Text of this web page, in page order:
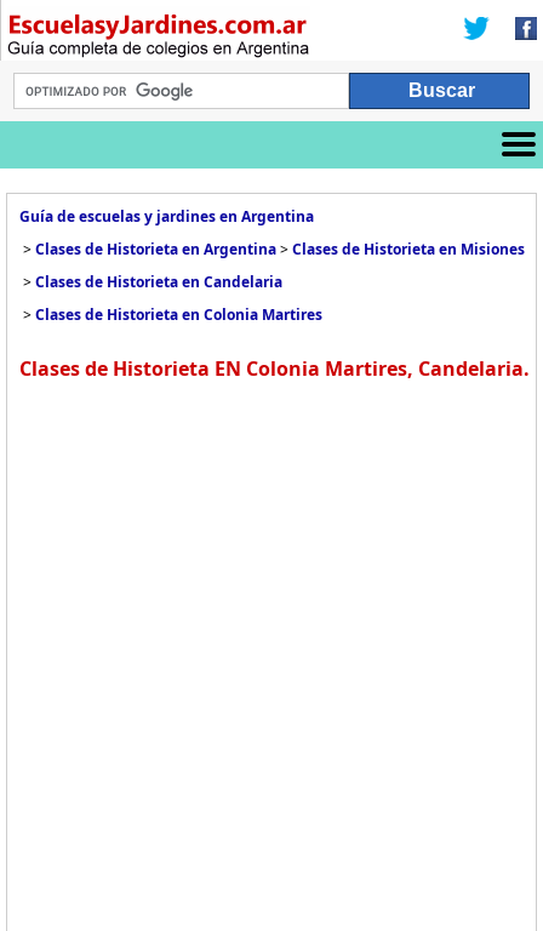
Guía de escuelas y jardines en Argentina
>Clases de Historieta en Argentina>Clases de Historieta en Misiones
>Clases de Historieta en Candelaria
>Clases de Historieta en Colonia Martires
Clases de Historieta EN Colonia Martires, Candelaria.